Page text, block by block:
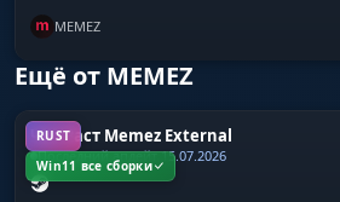
MEMEZ
Ещё от MEMEZ
RUST
Win11 все сборки
Чит Раст Memez External
Последний апдейт 15.07.2026